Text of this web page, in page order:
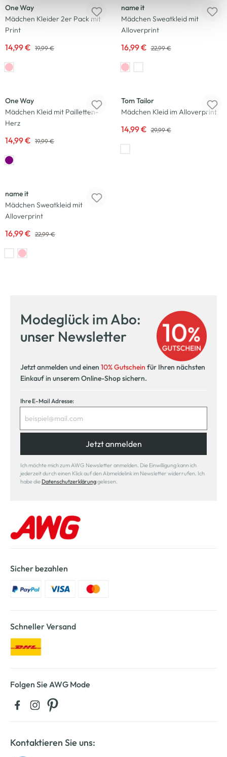
One Way
Mädchen Kleider 2er Pack mit
Print
14,99 € 19,99 €
name it
Mädchen Sweatkleid mit
Alloverprint
16,99 € 22,99 €
One Way
Mädchen Kleid mit Pailletten-
Herz
14,99 € 19,99 €
Tom Tailor
Mädchen Kleid im Alloverprint
14,99 € 29,99 €
name it
Mädchen Sweatkleid mit
Alloverprint
16,99 € 22,99 €
Modeglück im Abo:
unser Newsletter
Jetzt anmelden und einen 10% Gutschein für Ihren nächsten
Einkauf in unserem Online-Shop sichern.
Ihre E-Mail Adresse:
Jetzt anmelden
Ich möchte mich zum AWG Newsletter anmelden. Die Einwilligung kann ich
jederzeit durch einen Klick auf den Abmeldelink im Newsletter widerrufen. Ich
habe die Datenschutzerklärunggelesen.
Sicher bezahlen
Schneller Versand
Folgen Sie AWG Mode
Kontaktieren Sie uns: